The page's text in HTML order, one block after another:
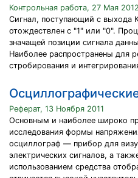
Контрольная работа, 27 Мая 2012
Сигнал, поступающий с выхода
отождествлен с "1" или "0".
значащей позиции сигнала
Наиболее распространены для
стробирования и
Реферат, 13 Ноября 2011
Основным и наиболее широко
исследования формы
осциллограф — прибор для
электрических сигналов, а
использованием средства